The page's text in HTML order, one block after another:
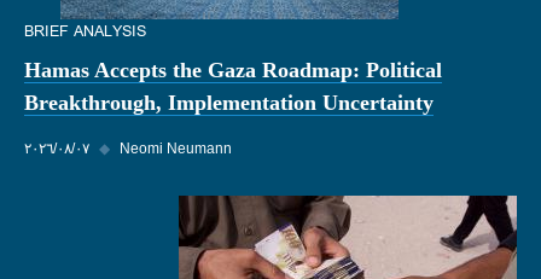
BRIEF ANALYSIS
Hamas Accepts the Gaza Roadmap: Political
Breakthrough, Implementation Uncertainty
٠٧‏/٠٨‏/٢٠٢٦ ◆ Neomi Neumann